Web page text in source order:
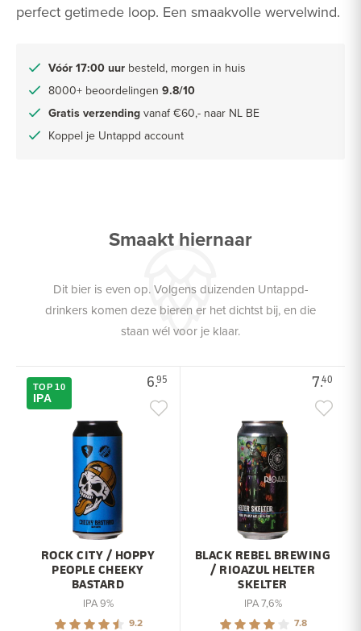
perfect getimede loop. Een smaakvolle wervelwind.
Vóór 17:00 uur besteld, morgen in huis
8000+ beoordelingen 9.8/10
Gratis verzending vanaf €60,- naar NL BE
Koppel je Untappd account
Smaakt hiernaar
Dit bier is even op. Volgens duizenden Untappd-
drinkers komen deze bieren er het dichtst bij, en die
staan wél voor je klaar.
6.95
TOP 10
IPA
ROCK CITY / HOPPY
PEOPLE CHEEKY
BASTARD
IPA 9%
9.2
7.40
BLACK REBEL BREWING
/ RIOAZUL HELTER
SKELTER
IPA 7,6%
7.8